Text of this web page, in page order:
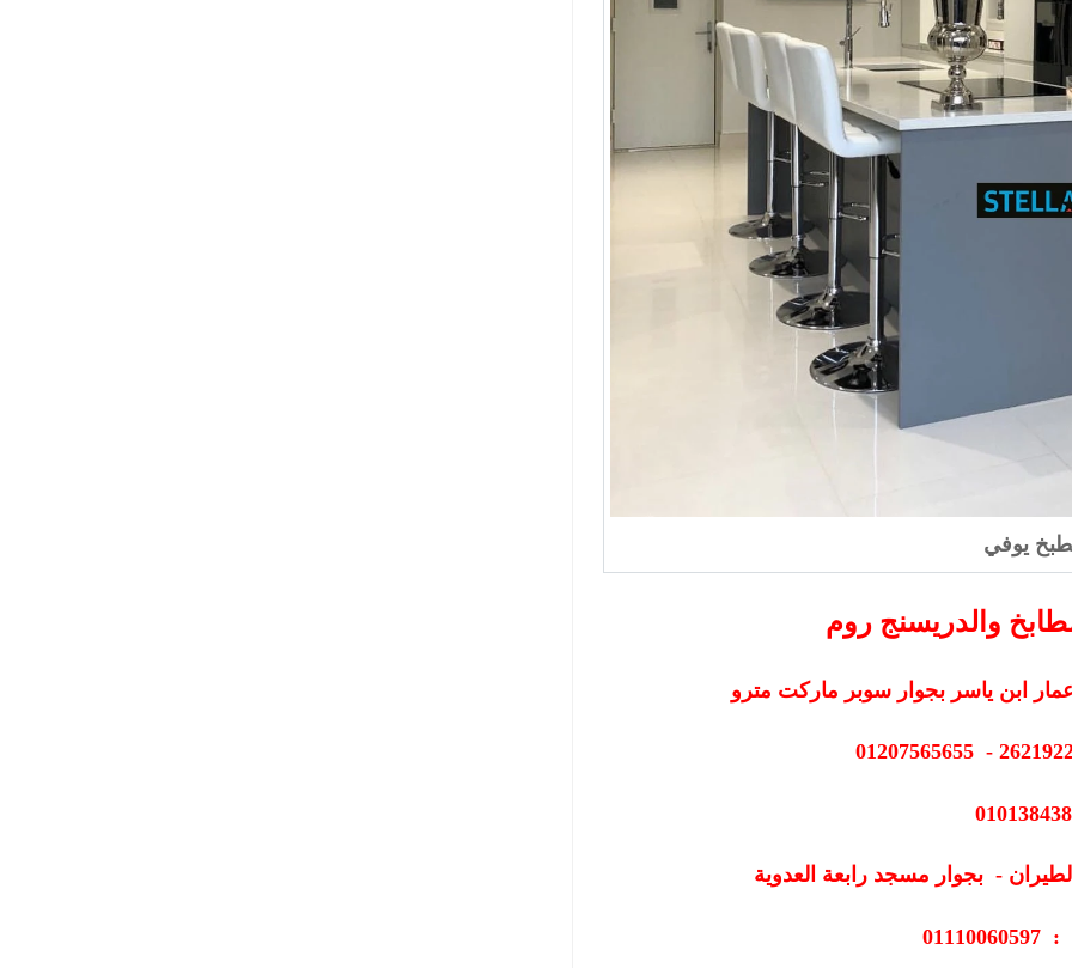
يوفي
والدريسنج روم
ابن ياسر بجوار سوبر ماركت مترو
- بجوار مسجد رابعة العدوية